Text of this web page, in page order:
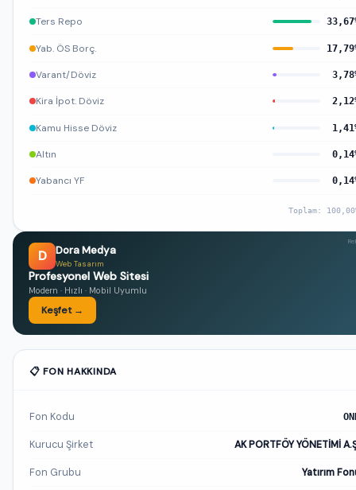
Ters Repo
Yab. ÖS Borç.
Varant/Döviz
Kira İpot. Döviz
Kamu Hisse Döviz
Altın
Yabancı YF
Toplam:
D Dora Medya
Web Tasarım
Profesyonel Web Sitesi
Modern · Hızlı · Mobil Uyumlu
Keşfet →
📋 FON HAKKINDA
Fon Kodu
Kurucu Şirket AK PORTFÖY YÖNETİMİ
Fon Grubu Yatırım